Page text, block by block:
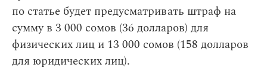
по статье будет предусматривать штраф на
сумму в 3 000 сомов (36 долларов) для
физических лиц и 13 000 сомов (158 долларов
для юридических лиц).